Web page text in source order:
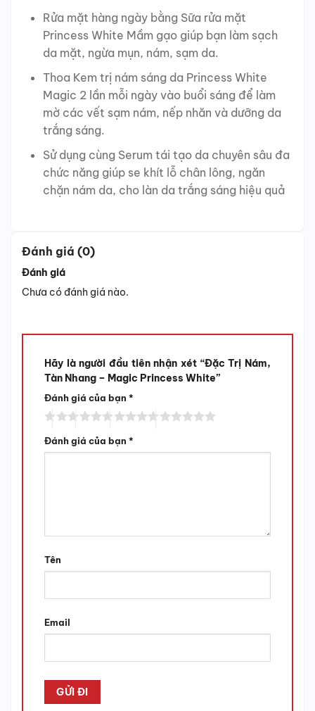
Rửa mặt hàng ngày bằng Sữa rửa mặt
Princess White Mầm gạo giúp bạn làm sạch
da mặt, ngừa mụn, nám, sạm da.
Thoa Kem trị nám sáng da Princess White
Magic 2 lần mỗi ngày vào buổi sáng để làm
mờ các vết sạm nám, nếp nhăn và dưỡng da
trắng sáng.
Sử dụng cùng Serum tái tạo da chuyên sâu đa
chức năng giúp se khít lỗ chân lông, ngăn
chặn nám da, cho làn da trắng sáng hiệu quả
Đánh giá (0)
Đánh giá
Chưa có đánh giá nào.
Hãy là người đầu tiên nhận xét “Đặc Trị Nám,
Tàn Nhang – Magic Princess White”
Đánh giá của bạn *
Đánh giá của bạn *
Tên
Email